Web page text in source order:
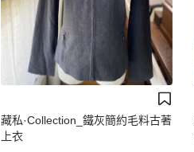
藏私·Collection_鐵灰簡約毛料古著
上衣